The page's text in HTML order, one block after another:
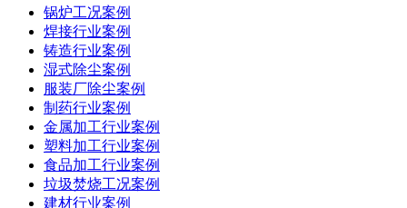
锅炉工况案例
焊接行业案例
铸造行业案例
湿式除尘案例
服装厂除尘案例
制药行业案例
金属加工行业案例
塑料加工行业案例
食品加工行业案例
垃圾焚烧工况案例
建材行业案例